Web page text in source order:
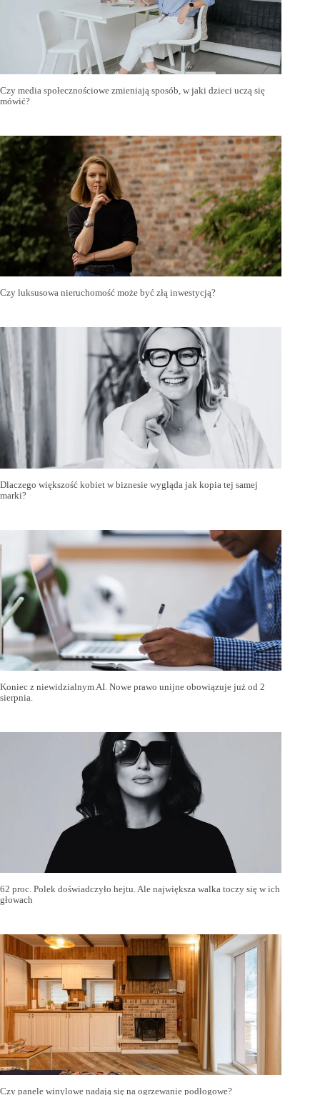
Czy media społecznościowe zmieniają sposób, w jaki dzieci uczą się
mówić?
Czy luksusowa nieruchomość może być złą inwestycją?
Dlaczego większość kobiet w biznesie wygląda jak kopia tej samej
marki?
Koniec z niewidzialnym AI. Nowe prawo unijne obowiązuje już od 2
sierpnia.
62 proc. Polek doświadczyło hejtu. Ale największa walka toczy się w ich
głowach
Czy panele winylowe nadają się na ogrzewanie podłogowe?